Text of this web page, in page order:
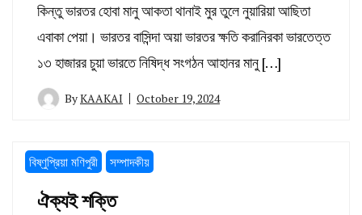
কিন্তু ভারতর হোবা মানু আকতা থানাই মুর তুলে নুয়ারিয়া আছিতা
এবাকা পেয়া। ভারতর বাসিন্দা অয়া ভারতর ক্ষতি করানিরকা ভারতেত্ত
১৩ হাজারর চুয়া ভারতে নিষিদ্ধ সংগঠন আহানর মানু […]
ByKAAKAI October 19, 2024
বিষ্ণুপ্রিয়া মণিপুরী সম্পাদকীয়
ঐক্যই শক্তি